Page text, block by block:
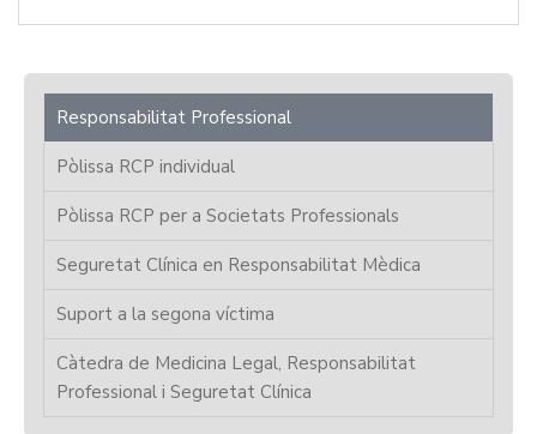
Responsabilitat Professional
Pòlissa RCP individual
Pòlissa RCP per a Societats Professionals
Seguretat Clínica en Responsabilitat Mèdica
Suport a la segona víctima
Càtedra de Medicina Legal, Responsabilitat
Professional i Seguretat Clínica